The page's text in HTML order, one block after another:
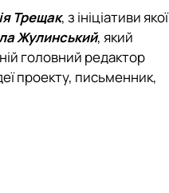
Трещак, з ініціативи якої
Жулинський, який
головний редактор
проекту, письменник,